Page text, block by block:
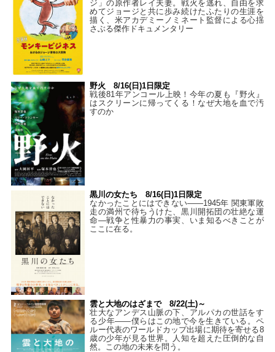
ジ」の原作者レイ夫妻。戦火を逃れ、自由を求
めてジョージと共に歩み続けたふたりの生涯を
描く、米アカデミーノミネート監督による心揺
さぶる傑作ドキュメンタリー
野火 8/16(日)1日限定
戦後81年アンコール上映！今年の夏も『野火』
はスクリーンに帰ってくる！なぜ大地を血で汚
すのか
黒川の女たち 8/16(日)1日限定
なかったことにはできない——1945年 関東軍敗
走の満州で待ちうけた、黒川開拓団の壮絶な運
命―戦争と性暴力の事実、いま知るべきことが
ここに在る。
雲と大地のはざまで 8/22(土)～
壮大なアンデス山脈の下、アルパカの世話をす
る少年――僕らはこの地で今を生きている。ペ
ルー代表のワールドカップ出場に期待を寄せる8
歳の少年が見る世界。人知を超えた圧倒的な自
然。この地の未来を問う。